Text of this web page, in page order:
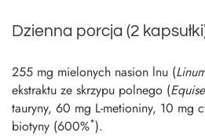
Dzienna porcja (2
255 mg mielonych nasion lnu (
ekstraktu ze skrzypu polnego (
tauryny, 60 mg L-metioniny, 10 mg
biotyny (600%*).